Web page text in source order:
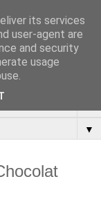
▼
its services
user-agent are
and security
usage